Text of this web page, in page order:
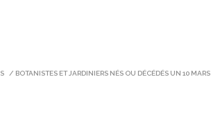
/ BOTANISTES ET JARDINIERS NÉS OU DÉCÉDÉS UN 10 MARS